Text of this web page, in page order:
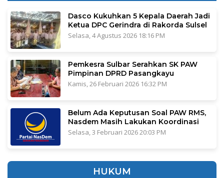
Dasco Kukuhkan 5 Kepala Daerah Jadi
Ketua DPC Gerindra di Rakorda Sulsel
Selasa, 4 Agustus 2026 18:16 PM
Pemkesra Sulbar Serahkan SK PAW
Pimpinan DPRD Pasangkayu
Kamis, 26 Februari 2026 16:32 PM
Belum Ada Keputusan Soal PAW RMS,
Nasdem Masih Lakukan Koordinasi
Selasa, 3 Februari 2026 20:03 PM
HUKUM